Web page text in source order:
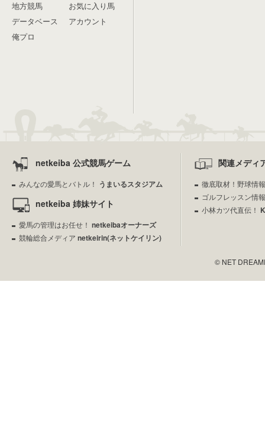
地方競馬
データベース
俺プロ
お気に入り馬
アカウント
netkeiba 公式競馬ゲーム
みんなの愛馬とバトル！ うまいるスタジアム
netkeiba 姉妹サイト
愛馬の管理はお任せ！ netkeibaオーナーズ
競輪総合メディア netkeirin(ネットケイリン)
関連メディ
徹底取材！野球情
ゴルフレッスン情
小林カツ代直伝！
© NET